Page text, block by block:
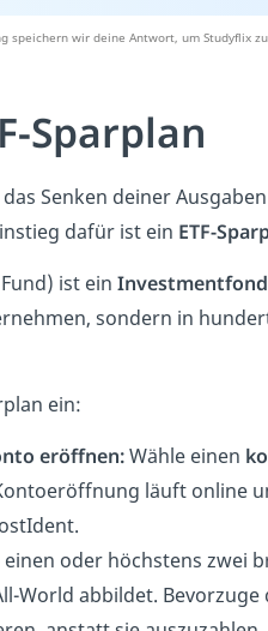
speichern wir deine Antwort, um Studyflix
Sparplan
Senken deiner
dafür ist ein ETF-
ist ein
sondern in
ein:
eröffnen:Wähle einen
läuft online
einen oder höchstens zwei
World abbildet. Bevorzuge